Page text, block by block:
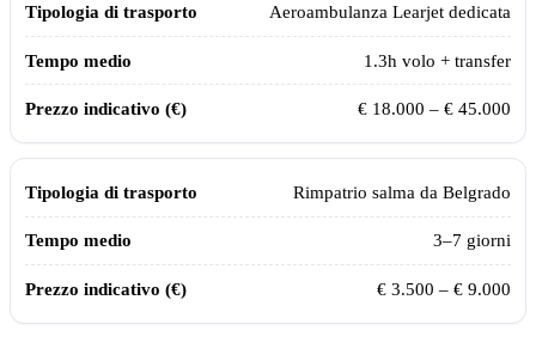
Aeroambulanza Learjet dedicata
1.3h volo + transfer
€ 18.000 – € 45.000
Rimpatrio salma da Belgrado
3–7 giorni
€ 3.500 – € 9.000